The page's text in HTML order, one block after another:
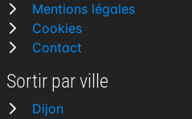
Mentions légales
Cookies
Contact
Sortir par ville
Dijon